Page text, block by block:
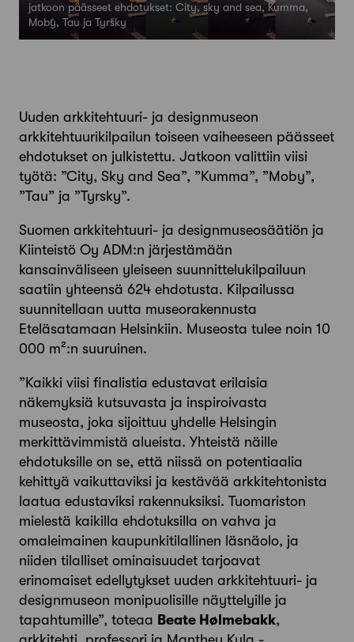
jatkoon päässeet ehdotukset: City, sky and sea, Kumma,
Moby, Tau ja Tyrsky
Uuden arkkitehtuuri- ja designmuseon
arkkitehtuurikilpailun toiseen vaiheeseen päässeet
ehdotukset on julkistettu. Jatkoon valittiin viisi
työtä: ”City, Sky and Sea”, ”Kumma”, ”Moby”,
”Tau” ja ”Tyrsky”.
Suomen arkkitehtuuri- ja designmuseosäätiön ja
Kiinteistö Oy ADM:n järjestämään
kansainväliseen yleiseen suunnittelukilpailuun
saatiin yhteensä 624 ehdotusta. Kilpailussa
suunnitellaan uutta museorakennusta
Eteläsatamaan Helsinkiin. Museosta tulee noin 10
000 m²:n suuruinen.
”Kaikki viisi finalistia edustavat erilaisia
näkemyksiä kutsuvasta ja inspiroivasta
museosta, joka sijoittuu yhdelle Helsingin
merkittävimmistä alueista. Yhteistä näille
ehdotuksille on se, että niissä on potentiaalia
kehittyä vaikuttaviksi ja kestävää arkkitehtonista
laatua edustaviksi rakennuksiksi. Tuomariston
mielestä kaikilla ehdotuksilla on vahva ja
omaleimainen kaupunkitilallinen läsnäolo, ja
niiden tilalliset ominaisuudet tarjoavat
erinomaiset edellytykset uuden arkkitehtuuri- ja
designmuseon monipuolisille näyttelyille ja
tapahtumille”, toteaa Beate Hølmebakk,